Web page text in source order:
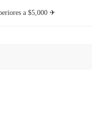
a $5,000 ✈︎